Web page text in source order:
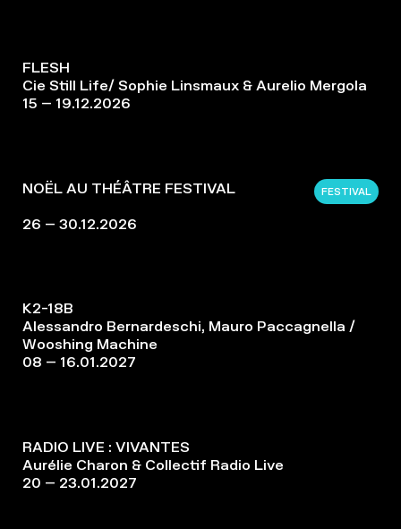
FLESH
Cie Still Life/ Sophie Linsmaux & Aurelio Mergola
15 – 19.12.2026
FESTIVAL
NOËL AU THÉÂTRE FESTIVAL
26 – 30.12.2026
K2-18B
Alessandro Bernardeschi, Mauro Paccagnella /
Wooshing Machine
08 – 16.01.2027
RADIO LIVE : VIVANTES
Aurélie Charon & Collectif Radio Live
20 – 23.01.2027